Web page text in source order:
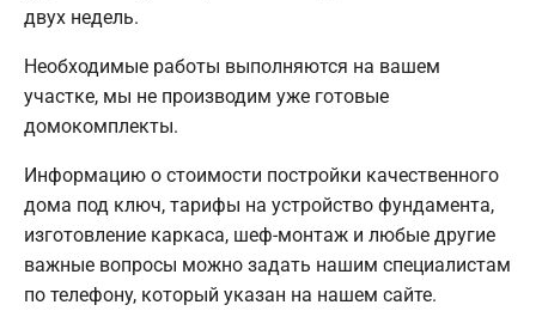
двух недель.
Необходимые работы выполняются на вашем
участке, мы не производим уже готовые
домокомплекты.
Информацию о стоимости постройки качественного
дома под ключ, тарифы на устройство фундамента,
изготовление каркаса, шеф-монтаж и любые другие
важные вопросы можно задать нашим специалистам
по телефону, который указан на нашем сайте.